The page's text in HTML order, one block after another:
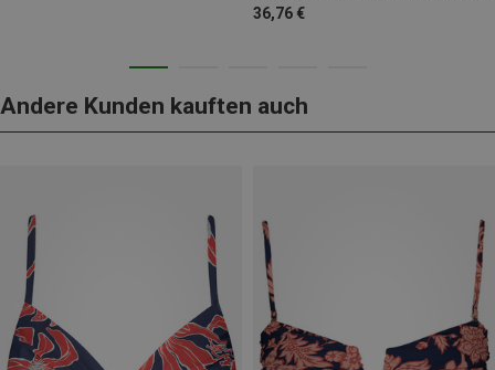
36,76 €
Andere Kunden kauften auch